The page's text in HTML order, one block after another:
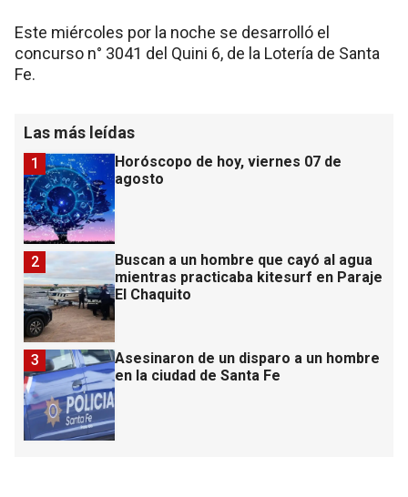
Este miércoles por la noche se desarrolló el
concurso n° 3041 del Quini 6, de la Lotería de Santa
Fe.
Las más leídas
Horóscopo de hoy, viernes 07 de
agosto
1
Buscan a un hombre que cayó al agua
mientras practicaba kitesurf en Paraje
El Chaquito
2
Asesinaron de un disparo a un hombre
en la ciudad de Santa Fe
3